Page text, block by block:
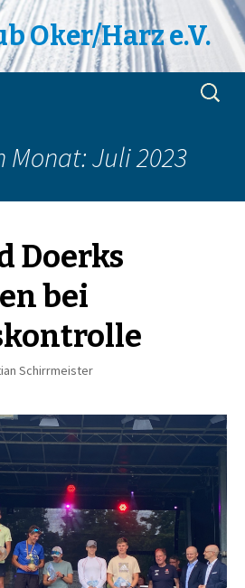
Oker/Harz e.V.
Suchen
nach:
Monat: Juli 2023
Doerks
bei
Schirrmeister